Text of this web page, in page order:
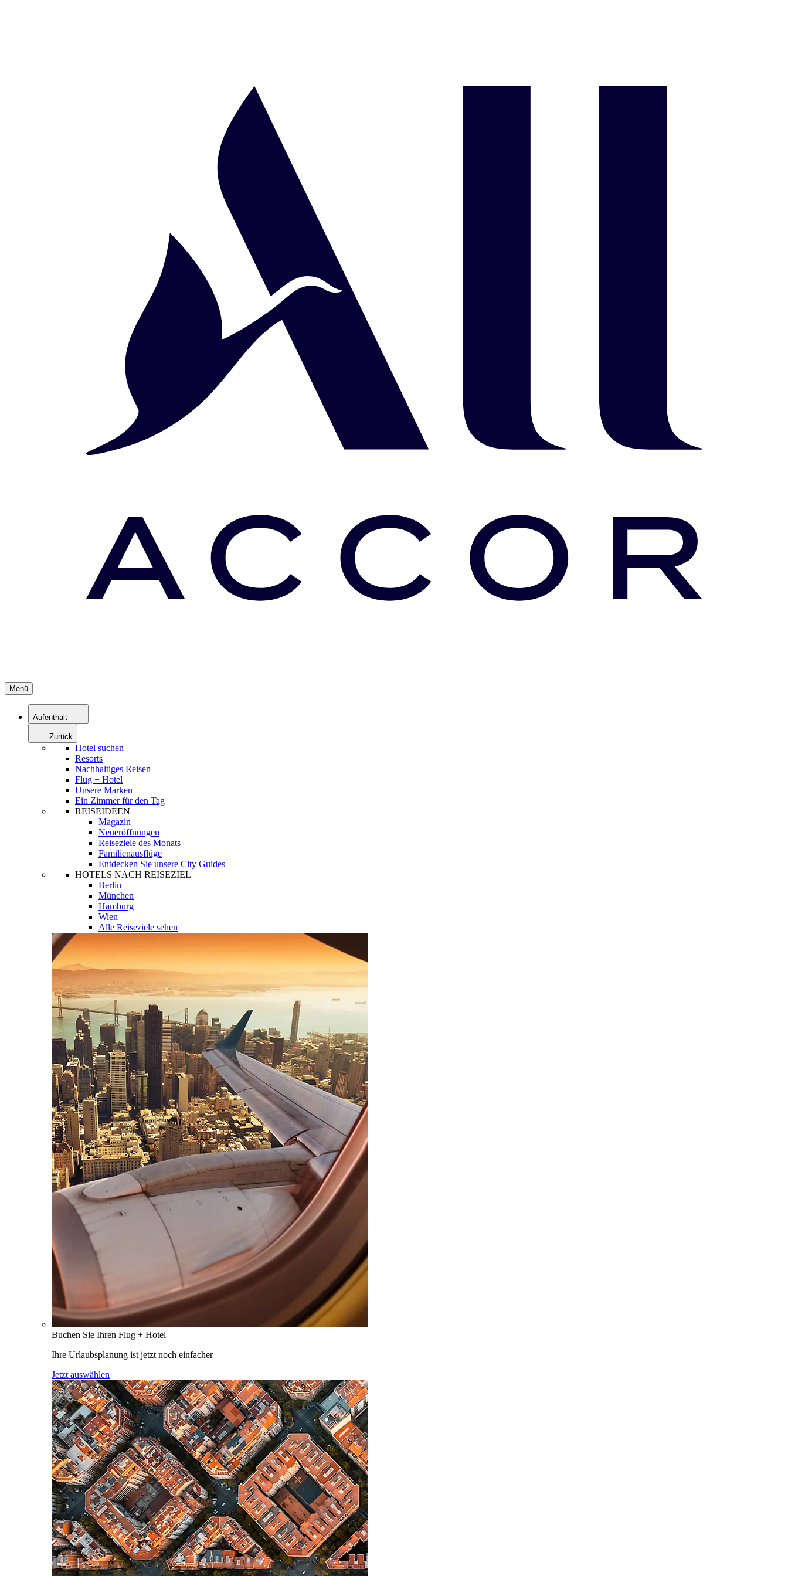
Menü
Aufenthalt
Zurück
Hotel suchen
Resorts
Nachhaltiges Reisen
Flug + Hotel
Unsere Marken
Ein Zimmer für den Tag
REISEIDEEN
Magazin
Neueröffnungen
Reiseziele des Monats
Familienausflüge
Entdecken Sie unsere City Guides
HOTELS NACH REISEZIEL
Berlin
München
Hamburg
Wien
Alle Reiseziele sehen
Buchen Sie Ihren Flug + Hotel
Ihre Urlaubsplanung ist jetzt noch einfacher
Jetzt auswählen